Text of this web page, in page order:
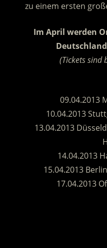
zu einem ersten
Im April werden
(Tickets sind
09.04.2013
10.04.2013
13.04.2013
14.04.2013
15.04.2013
17.04.2013